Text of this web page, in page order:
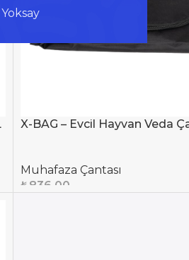
Yoksay
X-BAG – Evcil Hayvan Veda
Muhafaza Çantası
₺ 836,00